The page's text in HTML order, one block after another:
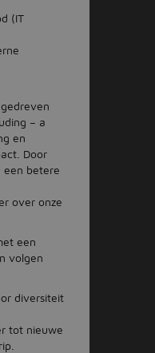
(IT
– a
en
Door
een betere
over onze
een
volgen
diversiteit
tot nieuwe